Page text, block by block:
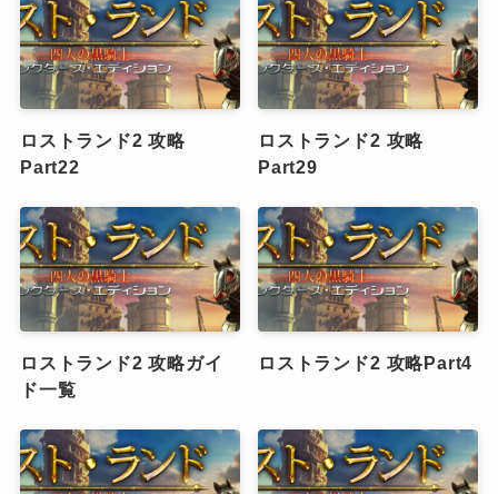
ロストランド2 攻略
Part22
ロストランド2 攻略
Part29
ロストランド2 攻略ガイ
ド一覧
ロストランド2 攻略Part4